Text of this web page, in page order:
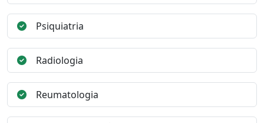
Psiquiatria
Radiologia
Reumatologia